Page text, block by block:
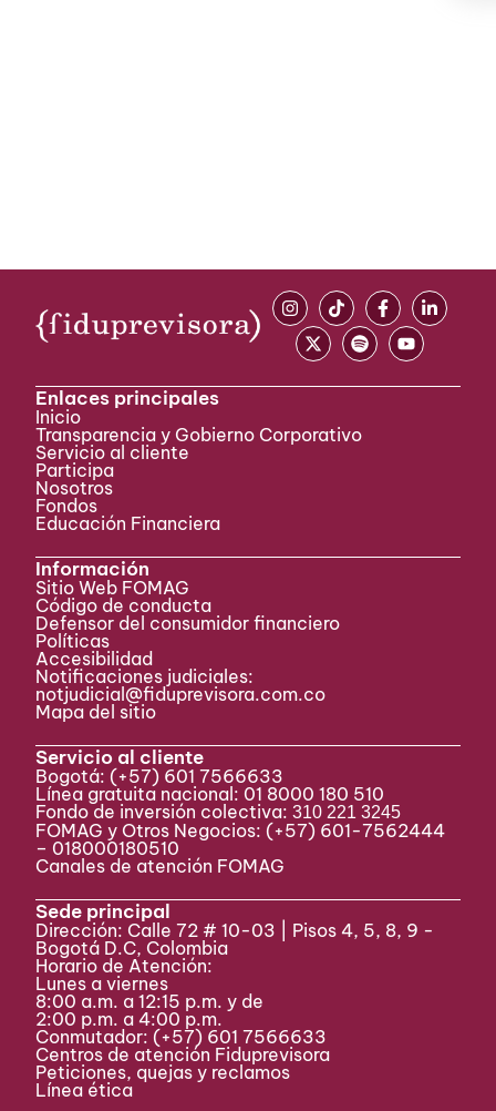
Enlaces principales
Inicio
Transparencia y Gobierno Corporativo
Servicio al cliente
Participa ​
Nosotros
Fondos
Educación Financiera
Información
Sitio Web FOMAG
Código de conducta
Defensor del consumidor financiero
Políticas
Accesibilidad
Notificaciones judiciales:
notjudicial@fiduprevisora.com.co
Mapa del sitio
Servicio al cliente
Bogotá: (+57) 601 7566633
Línea gratuita nacional: 01 8000 180 510
Fondo de inversión colectiva:310 221 3245
FOMAG y Otros Negocios: (+57) 601-7562444
– 018000180510
Canales de atención FOMAG
Sede principal
Dirección: Calle 72 # 10-03 | Pisos 4, 5, 8, 9 -
Bogotá D.C, Colombia
Horario de Atención:
Lunes a viernes
8:00 a.m. a 12:15 p.m. y de
2:00 p.m. a 4:00 p.m.
Conmutador: (+57) 601 7566633
Centros de atención Fiduprevisora
Peticiones, quejas y reclamos
Línea ética